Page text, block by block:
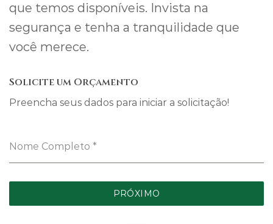
que temos disponíveis. Invista na
segurança e tenha a tranquilidade que
você merece.
Solicite um Orçamento
Preencha seus dados para iniciar a solicitação!
Nome Completo *
PRÓXIMO